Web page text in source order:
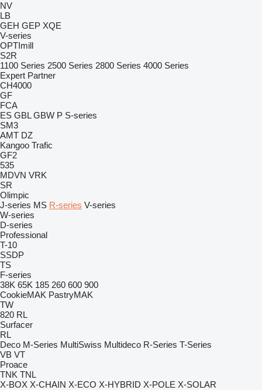
NV
LB
GEH GEP XQE
V-series
OPTImill
S2R
1100 Series 2500 Series 2800 Series 4000 Series
Expert Partner
CH4000
GF
FCA
ES GBL GBW P S-series
SM3
AMT DZ
Kangoo Trafic
GF2
535
MDVN VRK
SR
Olimpic
J-series MS R-series V-series
W-series
D-series
Professional
T-10
SSDP
TS
F-series
38K 65K 185 260 600 900
CookieMAK PastryMAK
TW
820 RL
Surfacer
RL
Deco M-Series MultiSwiss Multideco R-Series T-Series
VB VT
Proace
TNK TNL
X-BOX X-CHAIN X-ECO X-HYBRID X-POLE X-SOLAR